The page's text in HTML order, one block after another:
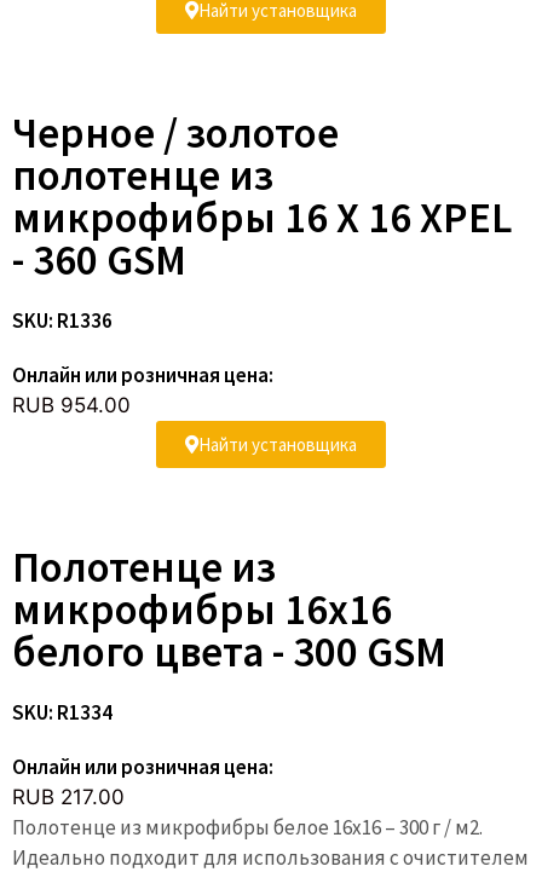
Найти установщика
Черное / золотое
полотенце из
микрофибры 16 X 16 XPEL
- 360 GSM
SKU: R1336
Онлайн или розничная цена:
RUB 954.00
Найти установщика
Полотенце из
микрофибры 16x16
белого цвета - 300 GSM
SKU: R1334
Онлайн или розничная цена:
RUB 217.00
Полотенце из микрофибры белое 16х16 – 300 г / м2.
Идеально подходит для использования с очистителем